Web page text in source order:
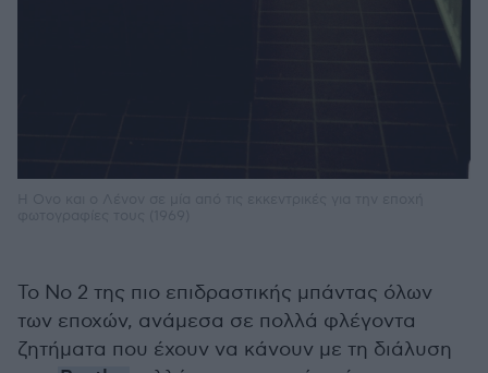
To No 2 της πιο επιδραστικής μπάντας όλων
των εποχών, ανάμεσα σε πολλά φλέγοντα
ζητήματα που έχουν να κάνουν με τη διάλυση